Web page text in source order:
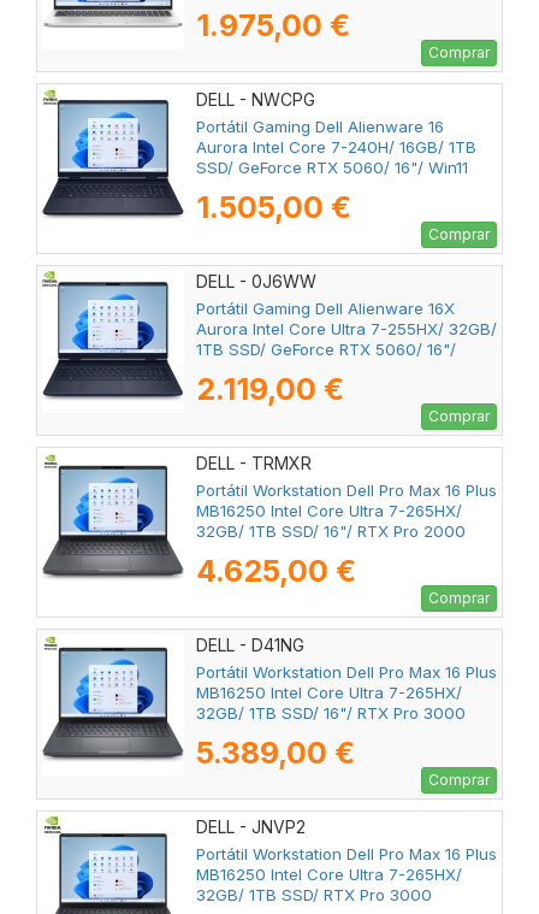
1.975,00 €
Comprar
DELL - NWCPG
Portátil Gaming Dell Alienware 16
Aurora Intel Core 7-240H/ 16GB/ 1TB
SSD/ GeForce RTX 5060/ 16"/ Win11
1.505,00 €
Comprar
DELL - 0J6WW
Portátil Gaming Dell Alienware 16X
Aurora Intel Core Ultra 7-255HX/ 32GB/
1TB SSD/ GeForce RTX 5060/ 16"/
2.119,00 €
Comprar
DELL - TRMXR
Portátil Workstation Dell Pro Max 16 Plus
MB16250 Intel Core Ultra 7-265HX/
32GB/ 1TB SSD/ 16"/ RTX Pro 2000
4.625,00 €
Comprar
DELL - D41NG
Portátil Workstation Dell Pro Max 16 Plus
MB16250 Intel Core Ultra 7-265HX/
32GB/ 1TB SSD/ 16"/ RTX Pro 3000
5.389,00 €
Comprar
DELL - JNVP2
Portátil Workstation Dell Pro Max 16 Plus
MB16250 Intel Core Ultra 7-265HX/
32GB/ 1TB SSD/ RTX Pro 3000